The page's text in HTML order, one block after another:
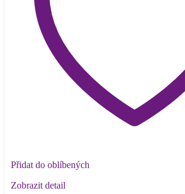
Přidat do oblíbených
Zobrazit detail